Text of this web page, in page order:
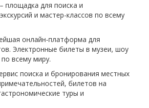
– площадка для поиска и
и мастер-классов по всему
онлайн-платформа для
Электронные билеты в музеи, шоу
всему миру.
поиска и бронирования местных
билетов на
туры и